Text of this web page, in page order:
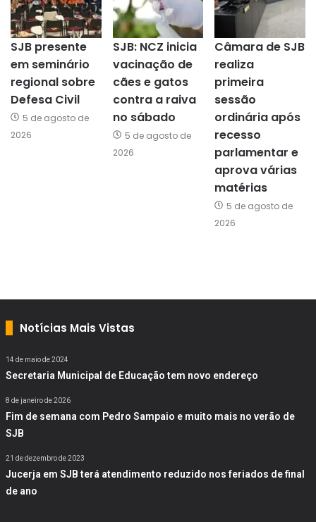
SJB presente
em seminário
regional sobre
Defesa Civil
5 de agosto de
2026
SJB: NCZ inicia
vacinação de
cães e gatos
contra a raiva
no sábado
5 de agosto de
2026
Câmara de SJB
realiza
primeira
sessão
ordinária após
recesso
parlamentar e
aprova várias
matérias
5 de agosto de
2026
Notícias Mais Vistas
14 de maio de 2024
Secretaria Municipal de Educação tem novo endereço
8 de janeiro de 2026
Fim de semana com Pedro Sampaio e muito mais no verão de
SJB
21 de dezembro de 2023
Jucerja em SJB terá atendimento reduzido nos feriados de final
de ano